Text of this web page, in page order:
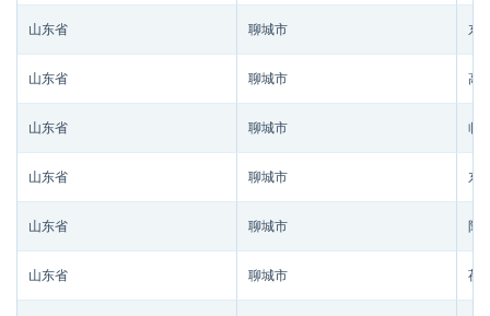
山东省 聊城市 东
山东省 聊城市 高
山东省 聊城市 临
山东省 聊城市 东
山东省 聊城市 阳
山东省 聊城市 茌